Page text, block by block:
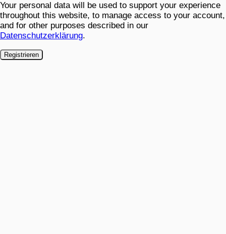
Your personal data will be used to support your experience
throughout this website, to manage access to your account,
and for other purposes described in our
Datenschutzerklärung.
Registrieren